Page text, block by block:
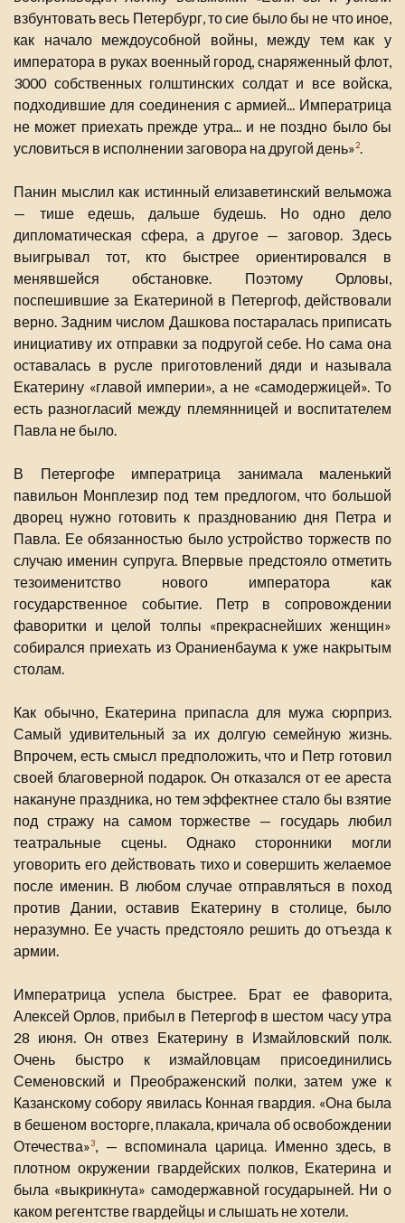
взбунтовать весь Петербург, то сие было бы не что иное,
как начало междоусобной войны, между тем как у
императора в руках военный город, снаряженный флот,
3000 собственных голштинских солдат и все войска,
подходившие для соединения с армией... Императрица
не может приехать прежде утра... и не поздно было бы
условиться в исполнении заговора на другой день»2
Панин мыслил как истинный елизаветинский вельможа
— тише едешь, дальше будешь. Но одно дело
дипломатическая сфера, а другое — заговор. Здесь
выигрывал тот, кто быстрее ориентировался в
менявшейся обстановке. Поэтому Орловы,
поспешившие за Екатериной в Петергоф, действовали
верно. Задним числом Дашкова постаралась приписать
инициативу их отправки за подругой себе. Но сама она
оставалась в русле приготовлений дяди и называла
Екатерину «главой империи», а не «самодержицей». То
есть разногласий между племянницей и воспитателем
Павла не было.
В Петергофе императрица занимала маленький
павильон Монплезир под тем предлогом, что большой
дворец нужно готовить к празднованию дня Петра и
Павла. Ее обязанностью было устройство торжеств по
случаю именин супруга. Впервые предстояло отметить
тезоименитство нового императора как
государственное событие. Петр в сопровождении
фаворитки и целой толпы «прекраснейших женщин»
собирался приехать из Ораниенбаума к уже накрытым
столам.
Как обычно, Екатерина припасла для мужа сюрприз.
Самый удивительный за их долгую семейную жизнь.
Впрочем, есть смысл предположить, что и Петр готовил
своей благоверной подарок. Он отказался от ее ареста
накануне праздника, но тем эффектнее стало бы взятие
под стражу на самом торжестве — государь любил
театральные сцены. Однако сторонники могли
уговорить его действовать тихо и совершить желаемое
после именин. В любом случае отправляться в поход
против Дании, оставив Екатерину в столице, было
неразумно. Ее участь предстояло решить до отъезда к
армии.
Императрица успела быстрее. Брат ее фаворита,
Алексей Орлов, прибыл в Петергоф в шестом часу утра
28 июня. Он отвез Екатерину в Измайловский полк.
Очень быстро к измайловцам присоединились
Семеновский и Преображенский полки, затем уже к
Казанскому собору явилась Конная гвардия. «Она была
в бешеном восторге, плакала, кричала об освобождении
Отечества»3
, — вспоминала царица. Именно здесь, в
плотном окружении гвардейских полков, Екатерина и
была «выкрикнута» самодержавной государыней. Ни о
каком регентстве гвардейцы и слышать не хотели.